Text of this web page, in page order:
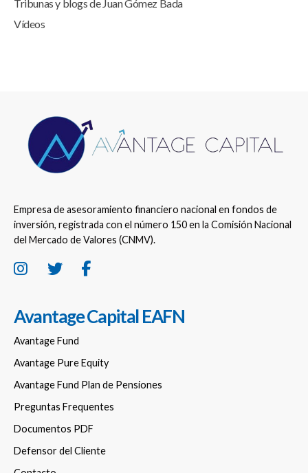
Tribunas y blogs de Juan Gómez Bada
Vídeos
Empresa de asesoramiento financiero nacional en fondos de
inversión, registrada con el número 150 en la Comisión Nacional
del Mercado de Valores (CNMV).
Avantage Capital EAFN
Avantage Fund
Avantage Pure Equity
Avantage Fund Plan de Pensiones
Preguntas Frequentes
Documentos PDF
Defensor del Cliente